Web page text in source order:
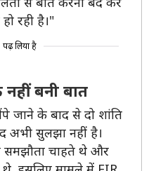
रही है।"
पढ़ लिया है
बनी बात
जाने के बाद से दो शांति
अभी सुलझा नहीं है।
समझौता चाहते थे और